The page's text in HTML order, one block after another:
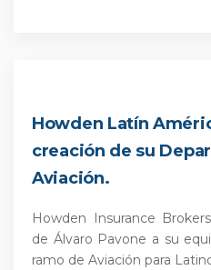
Howden Latín
creación de su
Aviación.
Howden Insurance
de Álvaro Pavone a su
ramo de Aviación para